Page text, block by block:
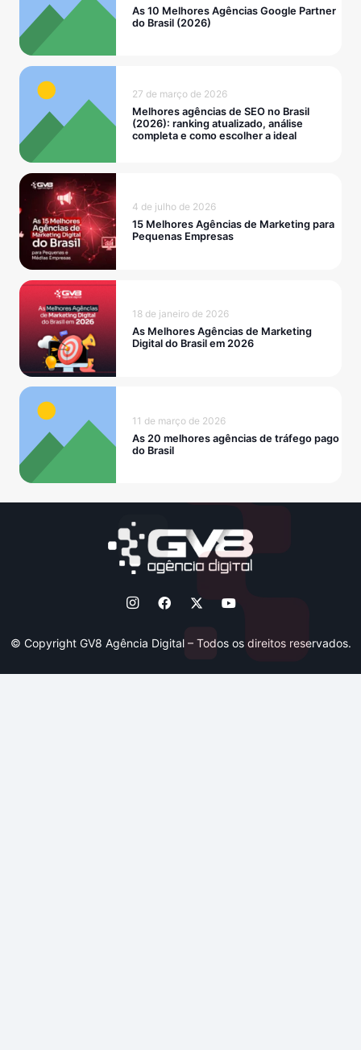
As 10 Melhores Agências Google Partner
do Brasil (2026)
27 de março de 2026
Melhores agências de SEO no Brasil
(2026): ranking atualizado, análise
completa e como escolher a ideal
4 de julho de 2026
15 Melhores Agências de Marketing para
Pequenas Empresas
18 de janeiro de 2026
As Melhores Agências de Marketing
Digital do Brasil em 2026
11 de março de 2026
As 20 melhores agências de tráfego pago
do Brasil
© Copyright GV8 Agência Digital – Todos os direitos reservados.